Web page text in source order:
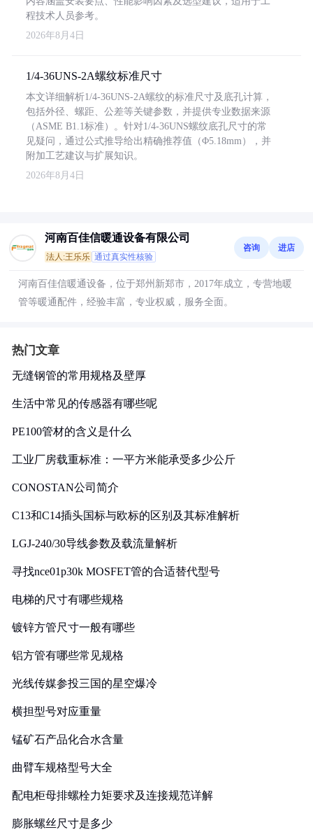
程技术人员参考。
2026年8月4日
1/4-36UNS-2A螺纹标准尺寸
本文详细解析1/4-36UNS-2A螺纹的标准尺寸及底孔计算，
包括外径、螺距、公差等关键参数，并提供专业数据来源
（ASME B1.1标准）。针对1/4-36UNS螺纹底孔尺寸的常
见疑问，通过公式推导给出精确推荐值（Φ5.18mm），并
附加工艺建议与扩展知识。
2026年8月4日
河南百佳信暖通设备有限公司
法人:王乐乐 通过真实性核验
咨询 进店
河南百佳信暖通设备，位于郑州新郑市，2017年成立，专营地暖
管等暖通配件，经验丰富，专业权威，服务全面。
热门文章
无缝钢管的常用规格及壁厚
生活中常见的传感器有哪些呢
PE100管材的含义是什么
工业厂房载重标准：一平方米能承受多少公斤
CONOSTAN公司简介
C13和C14插头国标与欧标的区别及其标准解析
LGJ-240/30导线参数及载流量解析
寻找nce01p30k MOSFET管的合适替代型号
电梯的尺寸有哪些规格
镀锌方管尺寸一般有哪些
铝方管有哪些常见规格
光线传媒参投三国的星空爆冷
横担型号对应重量
锰矿石产品化合水含量
曲臂车规格型号大全
配电柜母排螺栓力矩要求及连接规范详解
膨胀螺丝尺寸是多少